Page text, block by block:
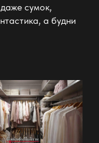
сумок,
а будни